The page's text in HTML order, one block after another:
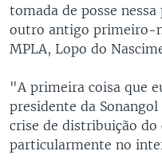
tomada de posse
outro antigo primeiro-
MPLA, Lopo do
"A primeira coisa que
presidente da
crise de distribuição do
particularmente no